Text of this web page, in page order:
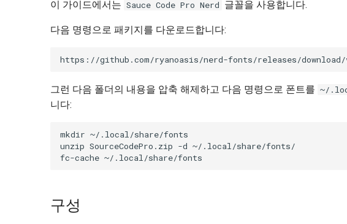
이 가이드에서는 Sauce Code Pro Nerd 글꼴을 사용합니다.
다음 명령으로 패키지를 다운로드합니다:
그런 다음 폴더의 내용을 압축 해제하고 다음 명령으로 폰트를 ~/
니다:
mkdir ~/.local/share/fonts
unzip SourceCodePro.zip -d ~/.local/share/fonts/
fc-cache
구성